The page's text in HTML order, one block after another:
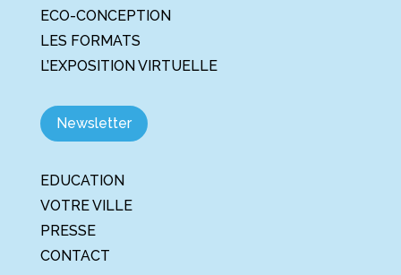
ECO-CONCEPTION
LES FORMATS
L’EXPOSITION VIRTUELLE
Newsletter
EDUCATION
VOTRE VILLE
PRESSE
CONTACT